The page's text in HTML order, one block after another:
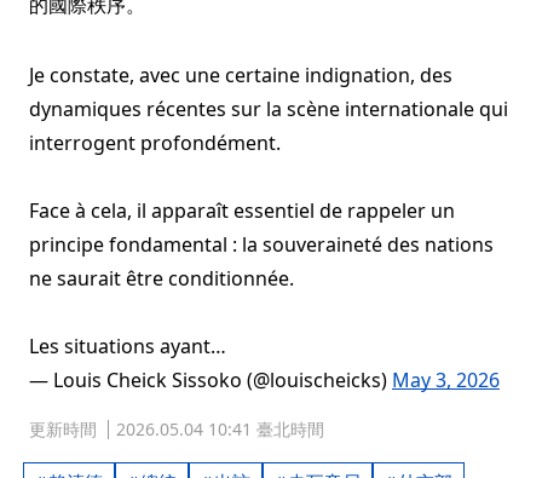
Je constate, avec une certaine indignation, des
dynamiques récentes sur la scène internationale qui
interrogent profondément.
Face à cela, il apparaît essentiel de rappeler un
principe fondamental : la souveraineté des nations
ne saurait être conditionnée.
Les situations ayant…
— Louis Cheick Sissoko (@louischeicks) May 3, 2026
更新時間 2026.05.04 10:41 臺北時間